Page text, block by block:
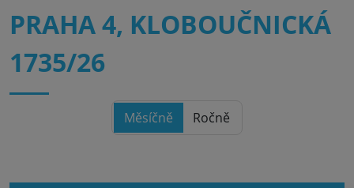
PRAHA 4, KLOBOUČNICKÁ
1735/26
Měsíčně Ročně